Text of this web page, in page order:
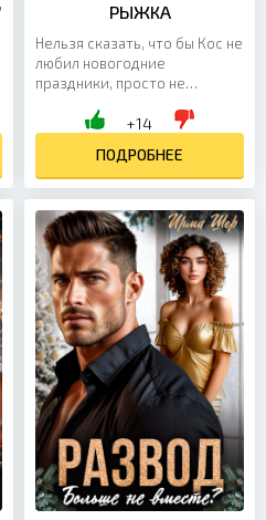
РЫЖКА
Нельзя сказать, что бы Кос не
любил новогодние
праздники, просто не
сказки, ожидание чуда — он и
+14
ПОДРОБНЕЕ